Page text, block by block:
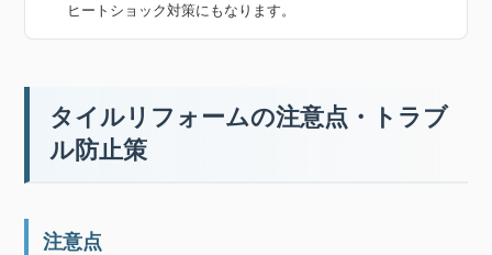
ヒートショック対策にもなります。
タイルリフォームの注意点・トラブ
ル防止策
注意点